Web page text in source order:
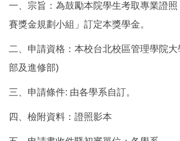
一、宗旨：為鼓勵本院學生考取專業證
賽獎金規劃小組」訂定本獎學金。
二、申請資格：本校台北校區管理學院
部及進修部)
三、申請條件: 由各學系自訂。
四、檢附資料：證照影本